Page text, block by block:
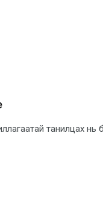
танилцах нь